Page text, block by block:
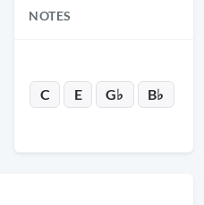
NOTES
C E G♭ B♭